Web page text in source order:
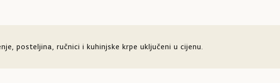
posteljina, ručnici i kuhinjske krpe uključeni u cijenu.